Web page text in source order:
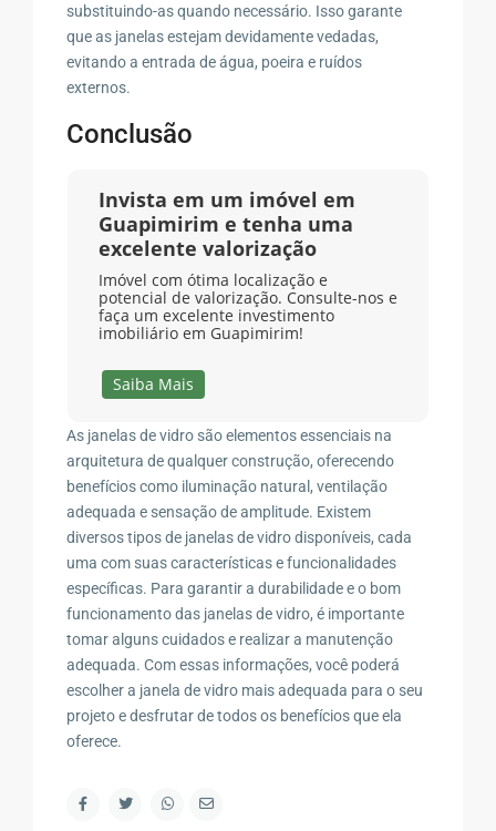
substituindo-as quando necessário. Isso garante
que as janelas estejam devidamente vedadas,
evitando a entrada de água, poeira e ruídos
externos.
Conclusão
Invista em um imóvel em
Guapimirim e tenha uma
excelente valorização
Imóvel com ótima localização e
potencial de valorização. Consulte-nos e
faça um excelente investimento
imobiliário em Guapimirim!
Saiba Mais
As janelas de vidro são elementos essenciais na
arquitetura de qualquer construção, oferecendo
benefícios como iluminação natural, ventilação
adequada e sensação de amplitude. Existem
diversos tipos de janelas de vidro disponíveis, cada
uma com suas características e funcionalidades
específicas. Para garantir a durabilidade e o bom
funcionamento das janelas de vidro, é importante
tomar alguns cuidados e realizar a manutenção
adequada. Com essas informações, você poderá
escolher a janela de vidro mais adequada para o seu
projeto e desfrutar de todos os benefícios que ela
oferece.